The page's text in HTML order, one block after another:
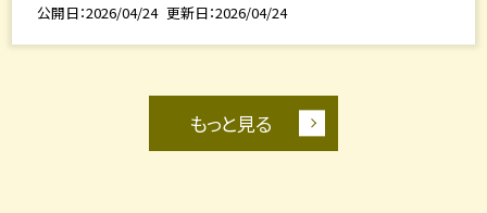
公開日 2026/04/24 更新日 2026/04/24
もっと見る